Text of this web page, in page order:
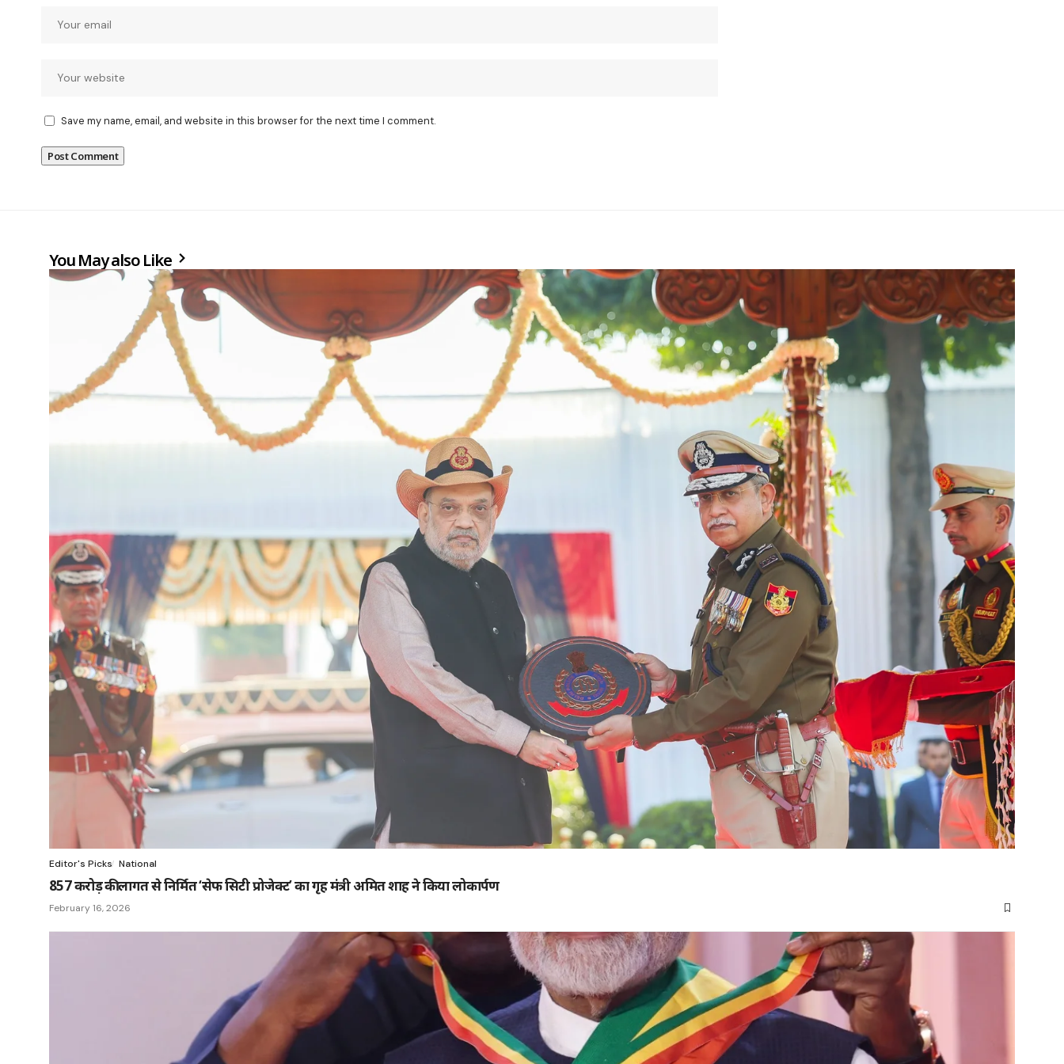
Save my name, email, and website in this browser for the next time I comment.
You May also Like
Editor's Picks National
857 करोड़ की लागत से निर्मित ‘सेफ सिटी प्रोजेक्ट’ का गृह मंत्री अमित शाह ने किया लोकार्पण
February 16, 2026